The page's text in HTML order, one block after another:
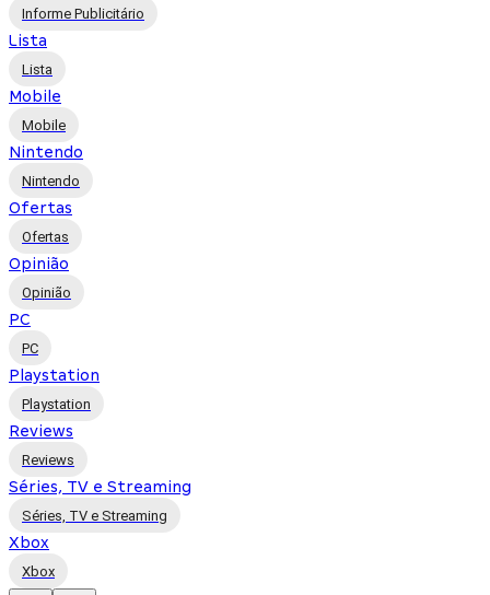
Informe Publicitário
Lista
Lista
Mobile
Mobile
Nintendo
Nintendo
Ofertas
Ofertas
Opinião
Opinião
PC
PC
Playstation
Playstation
Reviews
Reviews
Séries, TV e Streaming
Séries, TV e Streaming
Xbox
Xbox